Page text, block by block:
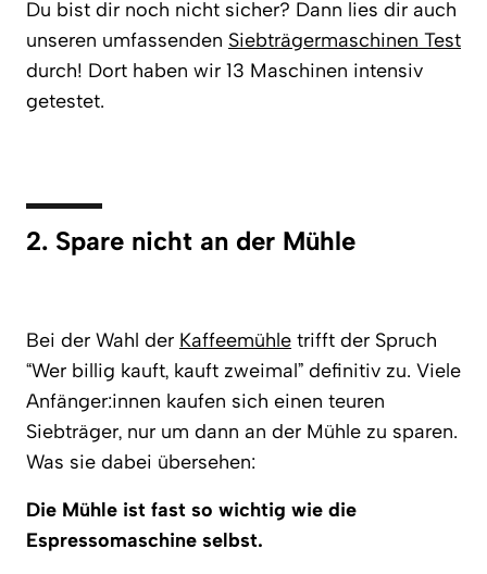
Du bist dir noch nicht sicher? Dann lies dir auch
unseren umfassenden Siebträgermaschinen Test
durch! Dort haben wir 13 Maschinen intensiv
getestet.
2. Spare nicht an der Mühle
Bei der Wahl der Kaffeemühle trifft der Spruch
“Wer billig kauft, kauft zweimal” definitiv zu. Viele
Anfänger:innen kaufen sich einen teuren
Siebträger, nur um dann an der Mühle zu sparen.
Was sie dabei übersehen:
Die Mühle ist fast so wichtig wie die
Espressomaschine selbst.